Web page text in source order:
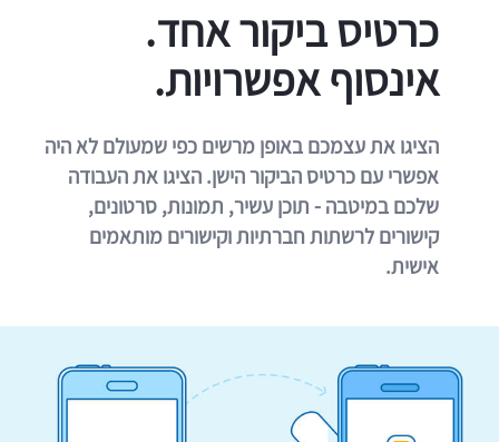
כרטיס ביקור אחד.
אינסוף אפשרויות.
הציגו את עצמכם באופן מרשים כפי שמעולם לא היה
אפשרי עם כרטיס הביקור הישן. הציגו את העבודה
שלכם במיטבה - תוכן עשיר, תמונות, סרטונים,
קישורים לרשתות חברתיות וקישורים מותאמים
אישית.